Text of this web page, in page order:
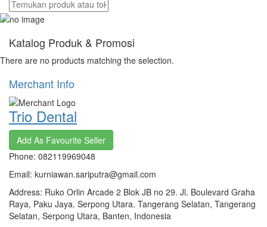
Katalog Produk & Promosi
There are no products matching the selection.
Merchant Info
Trio Dental
Add As Favourite Seller
Phone: 082119969048
Email: kurniawan.sariputra@gmail.com
Address: Ruko Orlin Arcade 2 Blok JB no 29. Jl. Boulevard Graha
Raya, Paku Jaya. Serpong Utara. Tangerang Selatan, Tangerang
Selatan, Serpong Utara, Banten, Indonesia